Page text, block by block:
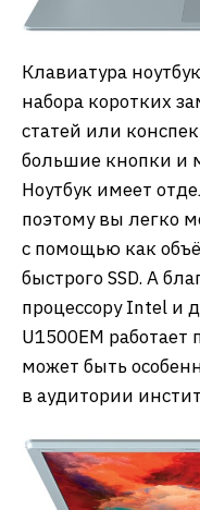
Клавиатура
набора коротких
статей или
большие кнопки и
Ноутбук имеет
поэтому вы легко
с помощью как
быстрого SSD. А
процессору Intel и
U1500EM
может быть
в аудитории